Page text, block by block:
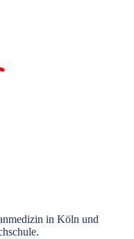
in Köln und